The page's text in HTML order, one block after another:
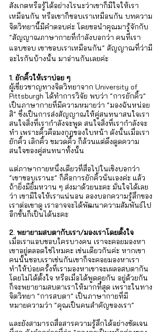
สังเกตหรือรู้ได้อย่างไรนะว่าเขาก็มีใจให้เรา
เหมือนกัน หรือเขาก็ชอบเราเหมือนกัน บทความ
จิตวิทยานี้มีคำตอบค่ะ โดยขอนำคุณมารู้จักกับ
“สัญญาณภาษากายที่กำลังบอกว่า คนที่เรา
แอบชอบ เขาชอบเราเหมือนกัน” สัญญาณที่ว่ามี
อะไรกันบ้างนั้น มาอ่านกันเลยค่ะ
1. ยักคิ้วให้เราบ่อย ๆ
ผู้เชี่ยวชาญทางจิตวิทยาจาก University of
Pittsburgh ได้ทำการวิจัย พบว่า “การยักคิ้ว”
เป็นภาษากายที่มีความหมายว่า “มองฉันหน่อย
สิ” ซึ่งเป็นการส่งสัญญาณให้คู่สนทนาสนใจเรา
สนใจสิ่งที่เรากำลังจะพูด สนใจสิ่งที่เรากำลังจะ
ทำ เพราะคิ้วคือมงกุฎของใบหน้า ดังนั้นเมื่อเรา
ยักคิ้ว เลิกคิ้ว ขมวดคิ้ว ก็ล้วนแต่ดึงดูดความ
สนใจของคู่สนทนาทั้งนั้น
แต่ภาษากายหนึ่งเดียวที่สื่อไปในเชิงบอกว่า
“เขาชอบเรานะ” ก็คือการยักคิ้วนั่นเองค่ะ แล้ว
ถ้ายิ่งมียิ้มหวาน ๆ ส่งมาด้วยนะคะ มั่นใจได้เลย
ว่า เขามีใจให้เราแน่นอน ลองบอกความรู้สึกของ
เราต่อเขาดู เราอาจจะได้พัฒนาความสัมพันธ์ไป
อีกขั้นก็เป็นได้นะคะ
2. พยายามสบตากับเรา/มองเราโดยตั้งใจ
เมื่อเราแอบชอบใครบางคน เราจะคอยมองหา
เขาอยู่ตลอดใช่ไหมคะ เช่นเดียวกันค่ะ หากเขา
คนนั้นชอบเราเช่นกันเขาก็จะคอยมองหาเรา
ทำให้บ่อยครั้งที่เรามองหาเขาจะเผลอสบตากัน
โดยไม่ได้ตั้งใจ หรือเมื่อได้พูดคุยกัน อยู่ด้วยกัน
ก็จะพยายามสบตาเราให้มากที่สุด เพราะในทาง
จิตวิทยา “การสบตา” เป็นภาษากายที่มี
หมายความว่า “คุณเป็นคนสำคัญของเรา”
และยังสามารถสื่อสารความรู้สึกได้อย่างชัดเจน